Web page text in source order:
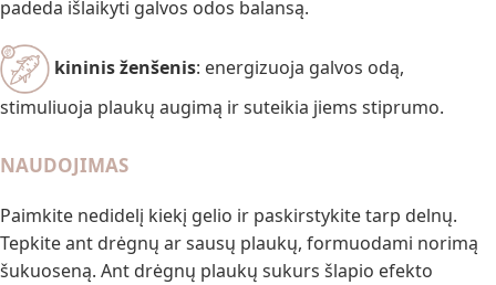
padeda išlaikyti galvos odos balansą.
kininis ženšenis: energizuoja galvos odą,
stimuliuoja plaukų augimą ir suteikia jiems stiprumo.
NAUDOJIMAS
Paimkite nedidelį kiekį gelio ir paskirstykite tarp delnų.
Tepkite ant drėgnų ar sausų plaukų, formuodami norimą
šukuoseną. Ant drėgnų plaukų sukurs šlapio efekto